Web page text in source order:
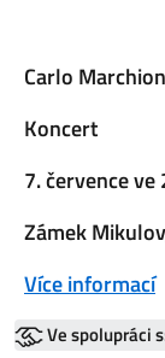
Carlo
Koncert
7. července ve
Zámek
Více informací
Ve spolupráci